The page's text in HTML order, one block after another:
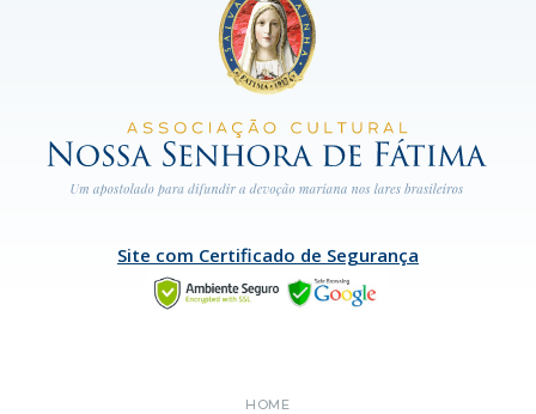
Site com Certificado de Segurança
HOME